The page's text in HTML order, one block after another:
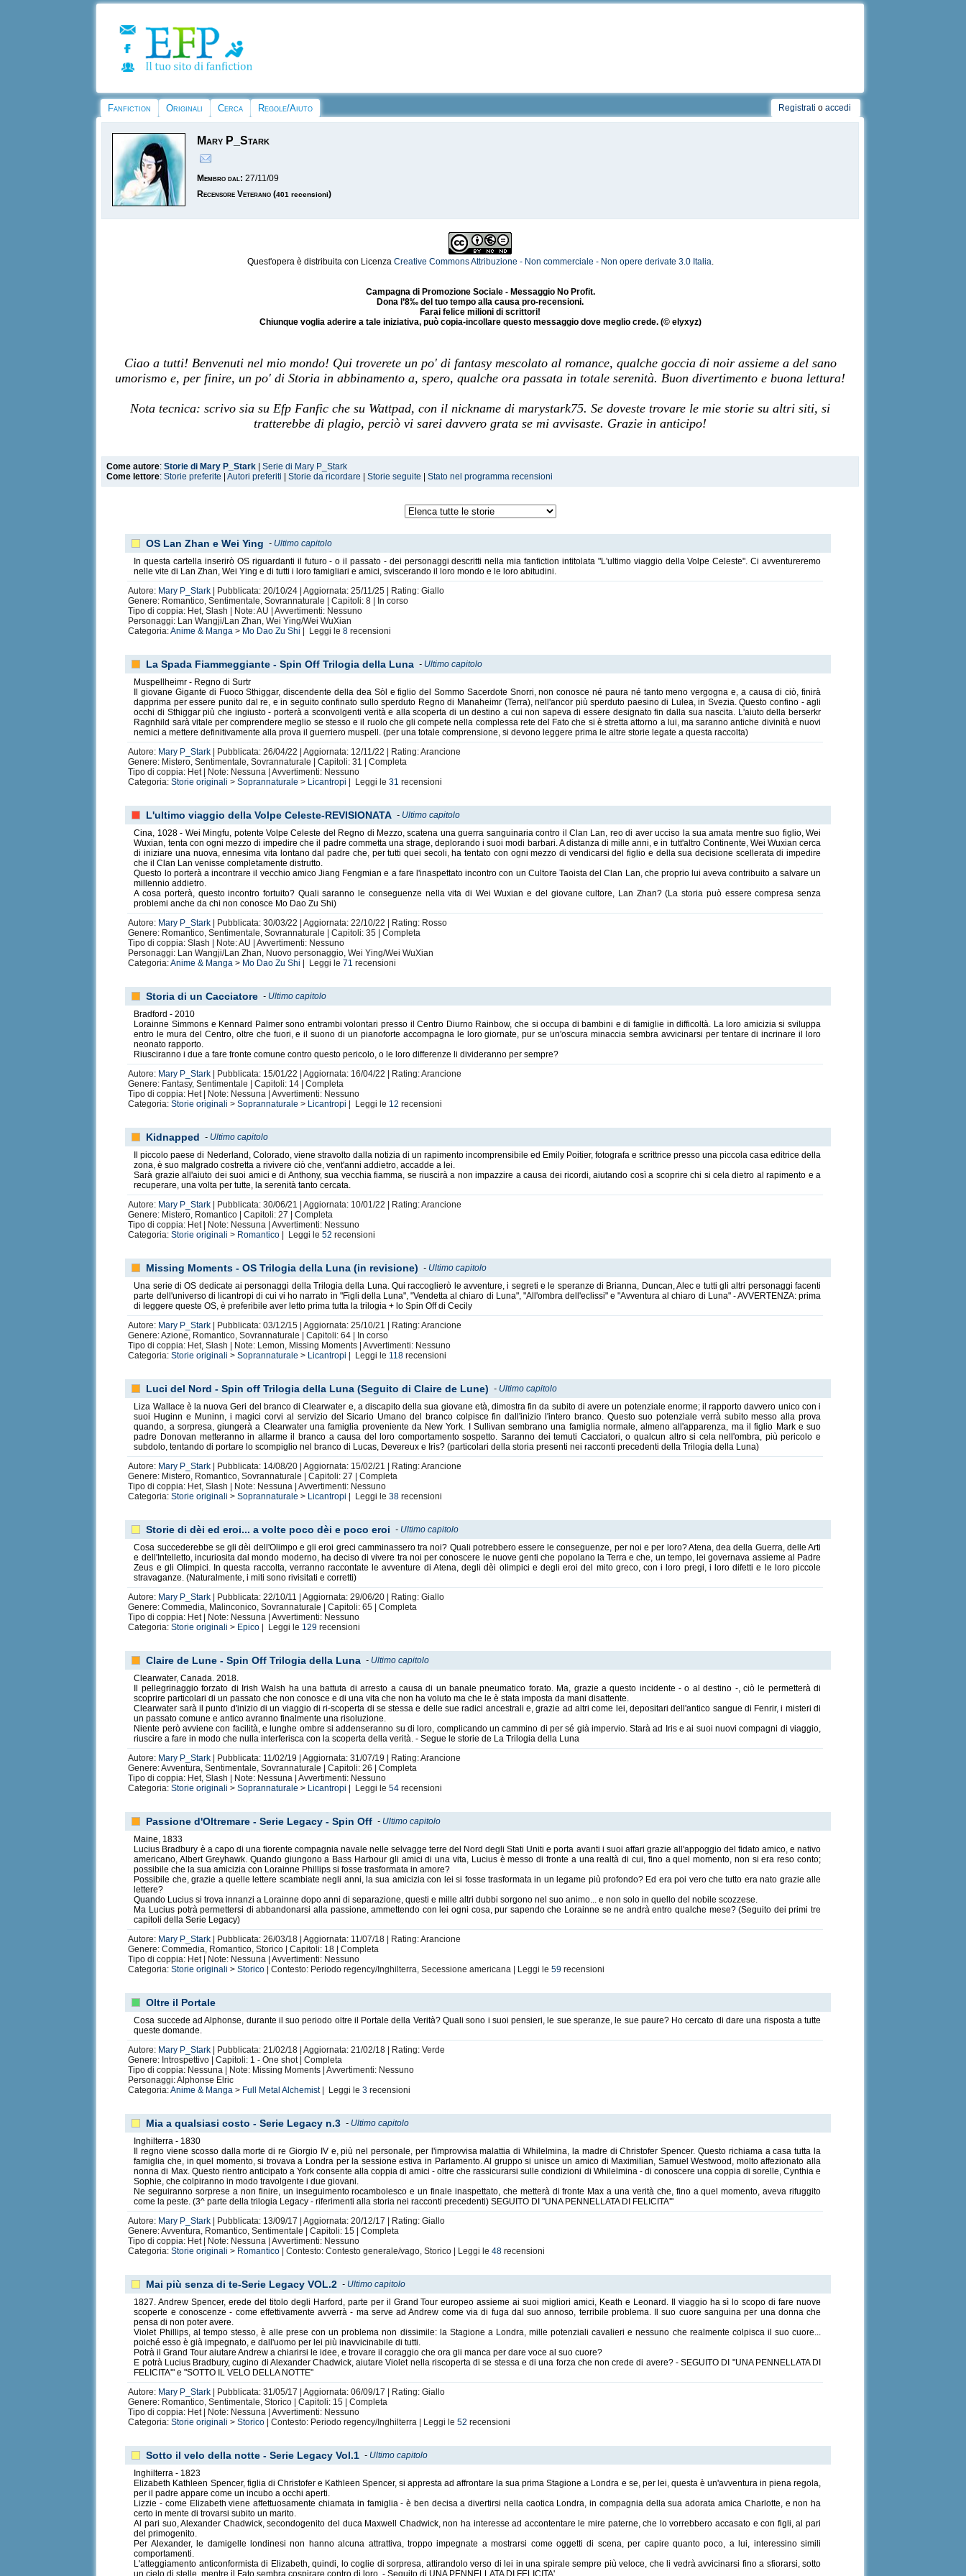
Fanfiction Originali Cerca Regole/Aiuto Registrati o accedi
Mary P_Stark
Membro dal: 27/11/09
Recensore Veterano (401 recensioni)
Quest'opera è distribuita con Licenza Creative Commons Attribuzione - Non commerciale - Non opere derivate 3.0 Italia.
Campagna di Promozione Sociale - Messaggio No Profit.
Dona l’8‰ del tuo tempo alla causa pro-recensioni.
Farai felice milioni di scrittori!
Chiunque voglia aderire a tale iniziativa, può copia-incollare questo messaggio dove meglio crede. (© elyxyz)
Ciao a tutti! Benvenuti nel mio mondo! Qui troverete un po' di fantasy mescolato al romance, qualche goccia di noir assieme a del sano
umorismo e, per finire, un po' di Storia in abbinamento a, spero, qualche ora passata in totale serenità. Buon divertimento e buona lettura!
Nota tecnica: scrivo sia su Efp Fanfic che su Wattpad, con il nickname di marystark75. Se doveste trovare le mie storie su altri siti, si
tratterebbe di plagio, perciò vi sarei davvero grata se mi avvisaste. Grazie in anticipo!
Come autore:Storie di Mary P_Stark |Serie di Mary P_Stark
Come lettore:Storie preferite |Autori preferiti |Storie da ricordare |Storie seguite |Stato nel programma recensioni
OS Lan Zhan e Wei Ying - Ultimo capitolo
In questa cartella inserirò OS riguardanti il futuro - o il passato - dei personaggi descritti nella mia fanfiction intitolata "L'ultimo viaggio della Volpe Celeste". Ci avventureremo
nelle vite di Lan Zhan, Wei Ying e di tutti i loro famigliari e amici, sviscerando il loro mondo e le loro abitudini.
Autore: Mary P_Stark | Pubblicata: 20/10/24 | Aggiornata: 25/11/25 | Rating: Giallo
Genere: Romantico, Sentimentale, Sovrannaturale | Capitoli: 8 | In corso
Tipo di coppia: Het, Slash | Note: AU | Avvertimenti: Nessuno
Personaggi: Lan Wangji/Lan Zhan, Wei Ying/Wei WuXian
Categoria:Anime & Manga > Mo Dao Zu Shi | Leggi le8 recensioni
La Spada Fiammeggiante - Spin Off Trilogia della Luna - Ultimo capitolo
Muspellheimr - Regno di Surtr
Il giovane Gigante di Fuoco Sthiggar, discendente della dea Sòl e figlio del Sommo Sacerdote Snorri, non conosce né paura né tanto meno vergogna e, a causa di ciò, finirà
dapprima per essere punito dal re, e in seguito confinato sullo sperduto Regno di Manaheimr (Terra), nell'ancor più sperduto paesino di Lulea, in Svezia. Questo confino - agli
occhi di Sthiggar più che ingiusto - porterà a sconvolgenti verità e alla scoperta di un destino a cui non sapeva di essere designato fin dalla sua nascita. L'aiuto della berserkr
Ragnhild sarà vitale per comprendere meglio se stesso e il ruolo che gli compete nella complessa rete del Fato che si è stretta attorno a lui, ma saranno antiche divinità e nuovi
nemici a mettere definitivamente alla prova il guerriero muspell. (per una totale comprensione, si devono leggere prima le altre storie legate a questa raccolta)
Autore: Mary P_Stark | Pubblicata: 26/04/22 | Aggiornata: 12/11/22 | Rating: Arancione
Genere: Mistero, Sentimentale, Sovrannaturale | Capitoli: 31 | Completa
Tipo di coppia: Het | Note: Nessuna | Avvertimenti: Nessuno
Categoria:Storie originali >Soprannaturale > Licantropi | Leggi le31 recensioni
L'ultimo viaggio della Volpe Celeste-REVISIONATA - Ultimo capitolo
Cina, 1028 - Wei Mingfu, potente Volpe Celeste del Regno di Mezzo, scatena una guerra sanguinaria contro il Clan Lan, reo di aver ucciso la sua amata mentre suo figlio, Wei
Wuxian, tenta con ogni mezzo di impedire che il padre commetta una strage, deplorando i suoi modi barbari. A distanza di mille anni, e in tutt'altro Continente, Wei Wuxian cerca
di iniziare una nuova, ennesima vita lontano dal padre che, per tutti quei secoli, ha tentato con ogni mezzo di vendicarsi del figlio e della sua decisione scellerata di impedire
che il Clan Lan venisse completamente distrutto.
Questo lo porterà a incontrare il vecchio amico Jiang Fengmian e a fare l'inaspettato incontro con un Cultore Taoista del Clan Lan, che proprio lui aveva contribuito a salvare un
millennio addietro.
A cosa porterà, questo incontro fortuito? Quali saranno le conseguenze nella vita di Wei Wuxian e del giovane cultore, Lan Zhan? (La storia può essere compresa senza
problemi anche da chi non conosce Mo Dao Zu Shi)
Autore: Mary P_Stark | Pubblicata: 30/03/22 | Aggiornata: 22/10/22 | Rating: Rosso
Genere: Romantico, Sentimentale, Sovrannaturale | Capitoli: 35 | Completa
Tipo di coppia: Slash | Note: AU | Avvertimenti: Nessuno
Personaggi: Lan Wangji/Lan Zhan, Nuovo personaggio, Wei Ying/Wei WuXian
Categoria:Anime & Manga > Mo Dao Zu Shi | Leggi le71 recensioni
Storia di un Cacciatore - Ultimo capitolo
Bradford - 2010
Lorainne Simmons e Kennard Palmer sono entrambi volontari presso il Centro Diurno Rainbow, che si occupa di bambini e di famiglie in difficoltà. La loro amicizia si sviluppa
entro le mura del Centro, oltre che fuori, e il suono di un pianoforte accompagna le loro giornate, pur se un'oscura minaccia sembra avvicinarsi per tentare di incrinare il loro
neonato rapporto.
Riusciranno i due a fare fronte comune contro questo pericolo, o le loro differenze li divideranno per sempre?
Autore: Mary P_Stark | Pubblicata: 15/01/22 | Aggiornata: 16/04/22 | Rating: Arancione
Genere: Fantasy, Sentimentale | Capitoli: 14 | Completa
Tipo di coppia: Het | Note: Nessuna | Avvertimenti: Nessuno
Categoria:Storie originali >Soprannaturale > Licantropi | Leggi le 12 recensioni
Kidnapped - Ultimo capitolo
Il piccolo paese di Nederland, Colorado, viene stravolto dalla notizia di un rapimento incomprensibile ed Emily Poitier, fotografa e scrittrice presso una piccola casa editrice della
zona, è suo malgrado costretta a rivivere ciò che, vent'anni addietro, accadde a lei.
Sarà grazie all'aiuto dei suoi amici e di Anthony, sua vecchia fiamma, se riuscirà a non impazzire a causa dei ricordi, aiutando così a scoprire chi si cela dietro al rapimento e a
recuperare, una volta per tutte, la serenità tanto cercata.
Autore: Mary P_Stark | Pubblicata: 30/06/21 | Aggiornata: 10/01/22 | Rating: Arancione
Genere: Mistero, Romantico | Capitoli: 27 | Completa
Tipo di coppia: Het | Note: Nessuna | Avvertimenti: Nessuno
Categoria:Storie originali > Romantico | Leggi le52 recensioni
Missing Moments - OS Trilogia della Luna (in revisione) - Ultimo capitolo
Una serie di OS dedicate ai personaggi della Trilogia della Luna. Qui raccoglierò le avventure, i segreti e le speranze di Brianna, Duncan, Alec e tutti gli altri personaggi facenti
parte dell'universo di licantropi di cui vi ho narrato in "Figli della Luna", "Vendetta al chiaro di Luna", "All'ombra dell'eclissi" e "Avventura al chiaro di Luna" - AVVERTENZA: prima
di leggere queste OS, è preferibile aver letto prima tutta la trilogia + lo Spin Off di Cecily
Autore: Mary P_Stark | Pubblicata: 03/12/15 | Aggiornata: 25/10/21 | Rating: Arancione
Genere: Azione, Romantico, Sovrannaturale | Capitoli: 64 | In corso
Tipo di coppia: Het, Slash | Note: Lemon, Missing Moments | Avvertimenti: Nessuno
Categoria:Storie originali >Soprannaturale > Licantropi | Leggi le 118 recensioni
Luci del Nord - Spin off Trilogia della Luna (Seguito di Claire de Lune) - Ultimo capitolo
Liza Wallace è la nuova Geri del branco di Clearwater e, a discapito della sua giovane età, dimostra fin da subito di avere un potenziale enorme; il rapporto davvero unico con i
suoi Huginn e Muninn, i magici corvi al servizio del Sicario Umano del branco colpisce fin dall'inizio l'intero branco. Questo suo potenziale verrà subito messo alla prova
quando, a sorpresa, giungerà a Clearwater una famiglia proveniente da New York. I Sullivan sembrano una famiglia normale, almeno all'apparenza, ma il figlio Mark e suo
padre Donovan metteranno in allarme il branco a causa del loro comportamento sospetto. Saranno dei temuti Cacciatori, o qualcun altro si cela nell'ombra, più pericolo e
subdolo, tentando di portare lo scompiglio nel branco di Lucas, Devereux e Iris? (particolari della storia presenti nei racconti precedenti della Trilogia della Luna)
Autore: Mary P_Stark | Pubblicata: 14/08/20 | Aggiornata: 15/02/21 | Rating: Arancione
Genere: Mistero, Romantico, Sovrannaturale | Capitoli: 27 | Completa
Tipo di coppia: Het, Slash | Note: Nessuna | Avvertimenti: Nessuno
Categoria:Storie originali >Soprannaturale > Licantropi | Leggi le38 recensioni
Storie di dèi ed eroi... a volte poco dèi e poco eroi - Ultimo capitolo
Cosa succederebbe se gli dèi dell'Olimpo e gli eroi greci camminassero tra noi? Quali potrebbero essere le conseguenze, per noi e per loro? Atena, dea della Guerra, delle Arti
e dell'Intelletto, incuriosita dal mondo moderno, ha deciso di vivere tra noi per conoscere le nuove genti che popolano la Terra e che, un tempo, lei governava assieme al Padre
Zeus e gli Olimpici. In questa raccolta, verranno raccontate le avventure di Atena, degli dèi olimpici e degli eroi del mito greco, con i loro pregi, i loro difetti e le loro piccole
stravaganze. (Naturalmente, i miti sono rivisitati e corretti)
Autore: Mary P_Stark | Pubblicata: 22/10/11 | Aggiornata: 29/06/20 | Rating: Giallo
Genere: Commedia, Malinconico, Sovrannaturale | Capitoli: 65 | Completa
Tipo di coppia: Het | Note: Nessuna | Avvertimenti: Nessuno
Categoria:Storie originali > Epico | Leggi le 129 recensioni
Claire de Lune - Spin Off Trilogia della Luna - Ultimo capitolo
Clearwater, Canada. 2018.
Il pellegrinaggio forzato di Irish Walsh ha una battuta di arresto a causa di un banale pneumatico forato. Ma, grazie a questo incidente - o al destino -, ciò le permetterà di
scoprire particolari di un passato che non conosce e di una vita che non ha voluto ma che le è stata imposta da mani disattente.
Clearwater sarà il punto d'inizio di un viaggio di ri-scoperta di se stessa e delle sue radici ancestrali e, grazie ad altri come lei, depositari dell'antico sangue di Fenrir, i misteri di
un passato comune e antico avranno finalmente una risoluzione.
Niente però avviene con facilità, e lunghe ombre si addenseranno su di loro, complicando un cammino di per sé già impervio. Starà ad Iris e ai suoi nuovi compagni di viaggio,
riuscire a fare in modo che nulla interferisca con la scoperta della verità. - Segue le storie de La Trilogia della Luna
Autore: Mary P_Stark | Pubblicata: 11/02/19 | Aggiornata: 31/07/19 | Rating: Arancione
Genere: Avventura, Sentimentale, Sovrannaturale | Capitoli: 26 | Completa
Tipo di coppia: Het, Slash | Note: Nessuna | Avvertimenti: Nessuno
Categoria:Storie originali >Soprannaturale > Licantropi | Leggi le54 recensioni
Passione d'Oltremare - Serie Legacy - Spin Off - Ultimo capitolo
Maine, 1833
Lucius Bradbury è a capo di una fiorente compagnia navale nelle selvagge terre del Nord degli Stati Uniti e porta avanti i suoi affari grazie all'appoggio del fidato amico, e nativo
americano, Albert Greyhawk. Quando giungono a Bass Harbour gli amici di una vita, Lucius è messo di fronte a una realtà di cui, fino a quel momento, non si era reso conto;
possibile che la sua amicizia con Lorainne Phillips si fosse trasformata in amore?
Possibile che, grazie a quelle lettere scambiate negli anni, la sua amicizia con lei si fosse trasformata in un legame più profondo? Ed era poi vero che tutto era nato grazie alle
lettere?
Quando Lucius si trova innanzi a Lorainne dopo anni di separazione, questi e mille altri dubbi sorgono nel suo animo... e non solo in quello del nobile scozzese.
Ma Lucius potrà permettersi di abbandonarsi alla passione, ammettendo con lei ogni cosa, pur sapendo che Lorainne se ne andrà entro qualche mese? (Seguito dei primi tre
capitoli della Serie Legacy)
Autore: Mary P_Stark | Pubblicata: 26/03/18 | Aggiornata: 11/07/18 | Rating: Arancione
Genere: Commedia, Romantico, Storico | Capitoli: 18 | Completa
Tipo di coppia: Het | Note: Nessuna | Avvertimenti: Nessuno
Categoria:Storie originali >Storico | Contesto: Periodo regency/Inghilterra, Secessione americana | Leggi le59 recensioni
Oltre il Portale
Cosa succede ad Alphonse, durante il suo periodo oltre il Portale della Verità? Quali sono i suoi pensieri, le sue speranze, le sue paure? Ho cercato di dare una risposta a tutte
queste domande.
Autore: Mary P_Stark | Pubblicata: 21/02/18 | Aggiornata: 21/02/18 | Rating: Verde
Genere: Introspettivo | Capitoli: 1 - One shot | Completa
Tipo di coppia: Nessuna | Note: Missing Moments | Avvertimenti: Nessuno
Personaggi: Alphonse Elric
Categoria:Anime & Manga > Full Metal Alchemist| Leggi le3 recensioni
Mia a qualsiasi costo - Serie Legacy n.3 - Ultimo capitolo
Inghilterra - 1830
Il regno viene scosso dalla morte di re Giorgio IV e, più nel personale, per l'improvvisa malattia di Whilelmina, la madre di Christofer Spencer. Questo richiama a casa tutta la
famiglia che, in quel momento, si trovava a Londra per la sessione estiva in Parlamento. Al gruppo si unisce un amico di Maximilian, Samuel Westwood, molto affezionato alla
nonna di Max. Questo rientro anticipato a York consente alla coppia di amici - oltre che rassicurarsi sulle condizioni di Whilelmina - di conoscere una coppia di sorelle, Cynthia e
Sophie, che colpiranno in modo travolgente i due giovani.
Ne seguiranno sorprese a non finire, un inseguimento rocambolesco e un finale inaspettato, che metterà di fronte Max a una verità che, fino a quel momento, aveva rifuggito
come la peste. (3^ parte della trilogia Legacy - riferimenti alla storia nei racconti precedenti) SEGUITO DI "UNA PENNELLATA DI FELICITA'"
Autore: Mary P_Stark | Pubblicata: 13/09/17 | Aggiornata: 20/12/17 | Rating: Giallo
Genere: Avventura, Romantico, Sentimentale | Capitoli: 15 | Completa
Tipo di coppia: Het | Note: Nessuna | Avvertimenti: Nessuno
Categoria:Storie originali > Romantico | Contesto: Contesto generale/vago, Storico | Leggi le48 recensioni
Mai più senza di te-Serie Legacy VOL.2 - Ultimo capitolo
1827. Andrew Spencer, erede del titolo degli Harford, parte per il Grand Tour europeo assieme ai suoi migliori amici, Keath e Leonard. Il viaggio ha sì lo scopo di fare nuove
scoperte e conoscenze - come effettivamente avverrà - ma serve ad Andrew come via di fuga dal suo annoso, terribile problema. Il suo cuore sanguina per una donna che
pensa di non poter avere.
Violet Phillips, al tempo stesso, è alle prese con un problema non dissimile: la Stagione a Londra, mille potenziali cavalieri e nessuno che realmente colpisca il suo cuore...
poiché esso è già impegnato, e dall'uomo per lei più inavvicinabile di tutti.
Potrà il Grand Tour aiutare Andrew a chiarirsi le idee, e trovare il coraggio che ora gli manca per dare voce al suo cuore?
E potrà Lucius Bradbury, cugino di Alexander Chadwick, aiutare Violet nella riscoperta di se stessa e di una forza che non crede di avere? - SEGUITO DI "UNA PENNELLATA DI
FELICITA'" e "SOTTO IL VELO DELLA NOTTE"
Autore: Mary P_Stark | Pubblicata: 31/05/17 | Aggiornata: 06/09/17 | Rating: Giallo
Genere: Romantico, Sentimentale, Storico | Capitoli: 15 | Completa
Tipo di coppia: Het | Note: Nessuna | Avvertimenti: Nessuno
Categoria:Storie originali >Storico | Contesto: Periodo regency/Inghilterra | Leggi le52 recensioni
Sotto il velo della notte - Serie Legacy Vol.1 - Ultimo capitolo
Inghilterra - 1823
Elizabeth Kathleen Spencer, figlia di Christofer e Kathleen Spencer, si appresta ad affrontare la sua prima Stagione a Londra e se, per lei, questa è un'avventura in piena regola,
per il padre appare come un incubo a occhi aperti.
Lizzie - come Elizabeth viene affettuosamente chiamata in famiglia - è ben decisa a divertirsi nella caotica Londra, in compagnia della sua adorata amica Charlotte, e non ha
certo in mente di trovarsi subito un marito.
Al pari suo, Alexander Chadwick, secondogenito del duca Maxwell Chadwick, non ha interesse ad accontentare le mire paterne, che lo vorrebbero accasato e con figli, al pari
del primogenito.
Per Alexander, le damigelle londinesi non hanno alcuna attrattiva, troppo impegnate a mostrarsi come oggetti di scena, per capire quanto poco, a lui, interessino simili
comportamenti.
L'atteggiamento anticonformista di Elizabeth, quindi, lo coglie di sorpresa, attirandolo verso di lei in una spirale sempre più veloce, che li vedrà avvicinarsi fino a sfiorarsi, sotto
un cielo di stelle, mentre il Fato sembra cospirare contro di loro. - Seguito di UNA PENNELLATA DI FELICITA'